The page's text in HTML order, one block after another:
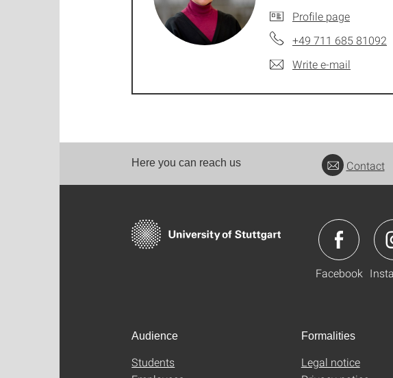
Profile page
+49 711 685 81092
Write e-mail
Here you can reach us Contact
Facebook
Audience
Students
Formalities
Legal notice